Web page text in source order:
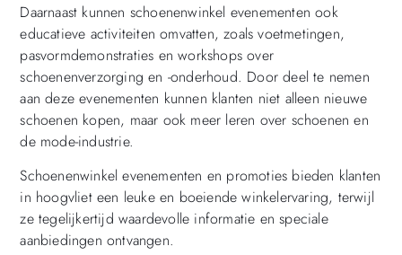
Daarnaast kunnen schoenenwinkel evenementen ook
educatieve activiteiten omvatten, zoals voetmetingen,
pasvormdemonstraties en workshops over
schoenenverzorging en -onderhoud. Door deel te nemen
aan deze evenementen kunnen klanten niet alleen nieuwe
schoenen kopen, maar ook meer leren over schoenen en
de mode-industrie.
Schoenenwinkel evenementen en promoties bieden klanten
in hoogvliet een leuke en boeiende winkelervaring, terwijl
ze tegelijkertijd waardevolle informatie en speciale
aanbiedingen ontvangen.